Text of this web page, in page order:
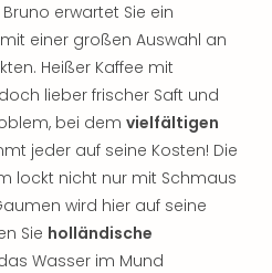
erwartet Sie ein
mit einer großen Auswahl an
Heißer Kaffee mit
lieber frischer Saft und
bei dem vielfältigen
jeder auf seine Kosten! Die
lockt nicht nur mit Schmaus
wird hier auf seine
Sie holländische
Wasser im Mund